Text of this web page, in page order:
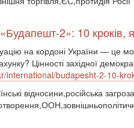
2»: 10 кроків,
на кордоні України — це
Цінності західної
international/budapesht-2-10-
відносини,російська